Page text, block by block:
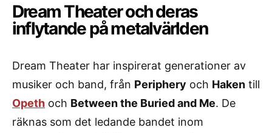
Dream Theater och deras
inflytande på metalvärlden
Dream Theater har inspirerat generationer av
musiker och band, från Periphery och Haken till
Opeth och Between the Buried and Me. De
räknas som det ledande bandet inom